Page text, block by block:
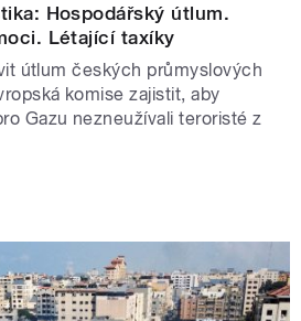
Hospodářský útlum.
Létající taxíky
útlum českých průmyslových
komise zajistit, aby
Gazu nezneužívali teroristé z